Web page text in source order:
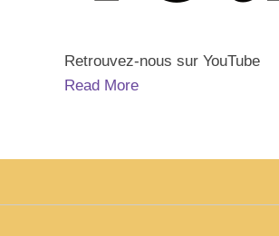
Retrouvez-nous sur YouTube
Read More